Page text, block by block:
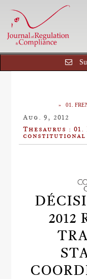
01.
Aug. 9, 2012
Thesaurus : 01.
constitutional
2012